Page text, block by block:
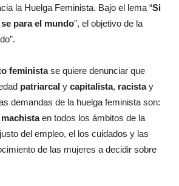
la Huelga Feminista. Bajo el lema “Si
para el mundo”, el objetivo de la
feministase quiere denunciar que
patriarcal y capitalista, racistay
demandas de la huelga feminista son:
en todos los ámbitos de la
del empleo, el los cuidados y las
de las mujeres a decidir sobre